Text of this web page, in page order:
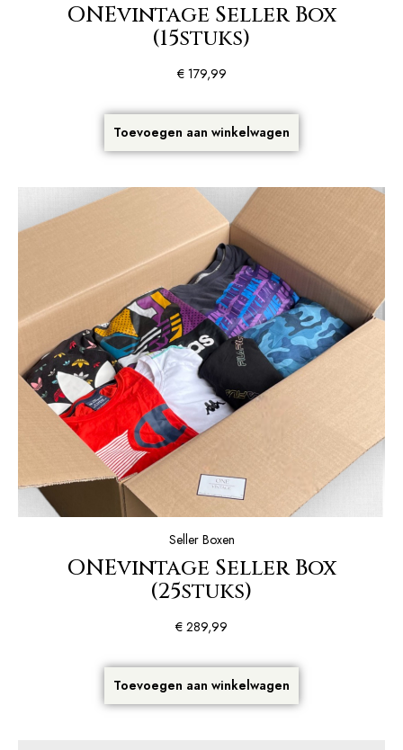
ONEvintage Seller Box
(15stuks)
€179,99
Toevoegen aan winkelwagen
Seller Boxen
ONEvintage Seller Box
(25stuks)
€ 289,99
Toevoegen aan winkelwagen